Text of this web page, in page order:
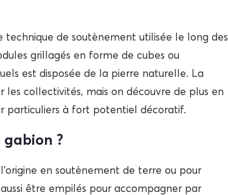
technique de soutènement utilisée le long des
grillagés en forme de cubes ou
est disposée de la pierre naturelle. La
collectivités, mais on découvre de plus en
particuliers à fort potentiel décoratif.
?
en soutènement de terre ou pour
être empilés pour accompagner par